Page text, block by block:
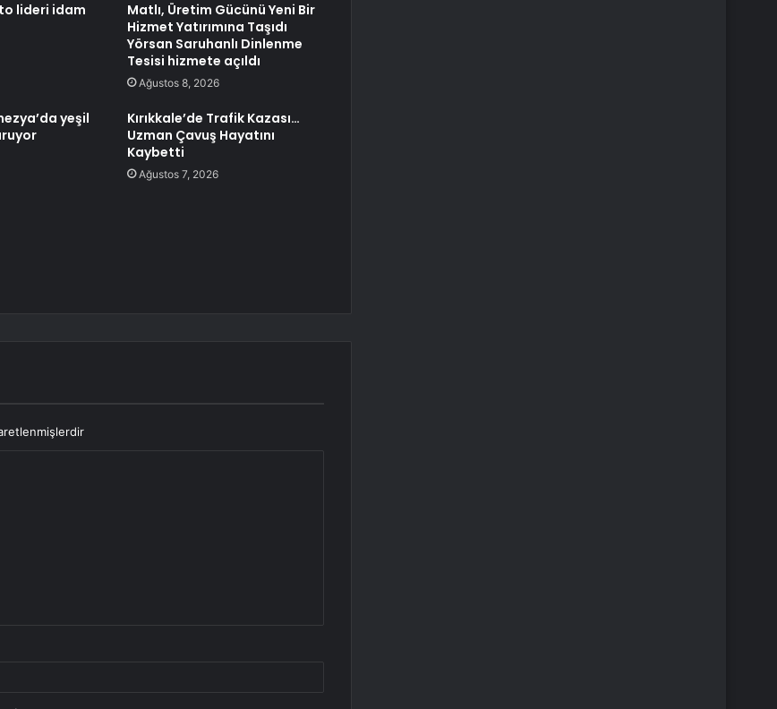
lideri idam
Matlı, Üretim Gücünü Yeni Bir
Hizmet Yatırımına Taşıdı
Yörsan Saruhanlı Dinlenme
Tesisi hizmete açıldı
Ağustos 8, 2026
yeşil
Kırıkkale’de Trafik Kazası…
Uzman Çavuş Hayatını
Kaybetti
Ağustos 7, 2026